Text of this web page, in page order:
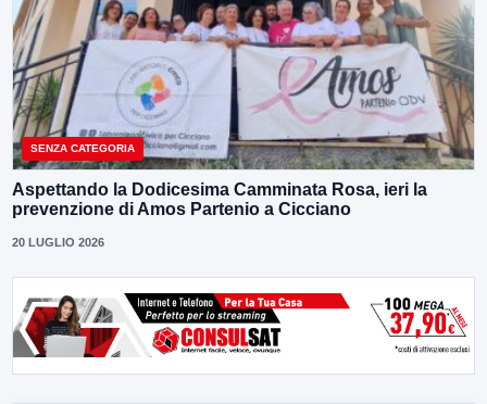
SENZA CATEGORIA
Aspettando la Dodicesima Camminata Rosa, ieri la
prevenzione di Amos Partenio a Cicciano
20 LUGLIO 2026